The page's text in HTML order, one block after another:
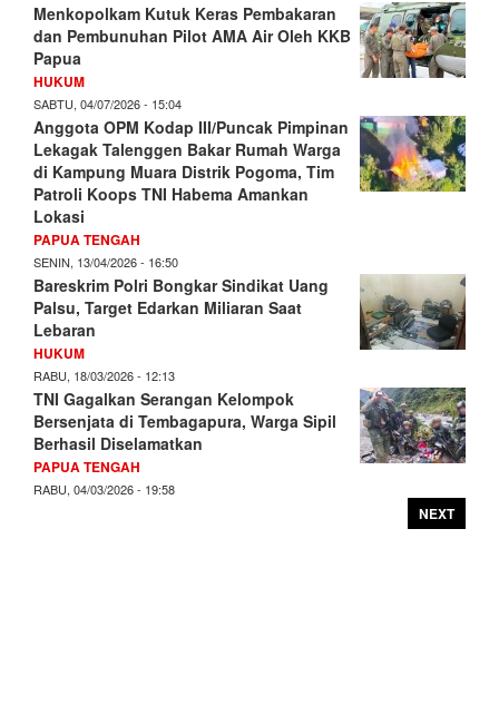
Menkopolkam Kutuk Keras Pembakaran
dan Pembunuhan Pilot AMA Air Oleh KKB
Papua
HUKUM
SABTU, 04/07/2026 - 15:04
Anggota OPM Kodap III/Puncak Pimpinan
Lekagak Talenggen Bakar Rumah Warga
di Kampung Muara Distrik Pogoma, Tim
Patroli Koops TNI Habema Amankan
Lokasi
PAPUA TENGAH
SENIN, 13/04/2026 - 16:50
Bareskrim Polri Bongkar Sindikat Uang
Palsu, Target Edarkan Miliaran Saat
Lebaran
HUKUM
RABU, 18/03/2026 - 12:13
TNI Gagalkan Serangan Kelompok
Bersenjata di Tembagapura, Warga Sipil
Berhasil Diselamatkan
PAPUA TENGAH
RABU, 04/03/2026 - 19:58
NEXT